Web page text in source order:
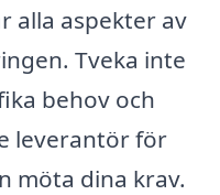
alla aspekter av
Tveka inte
behov och
leverantör för
möta dina krav.